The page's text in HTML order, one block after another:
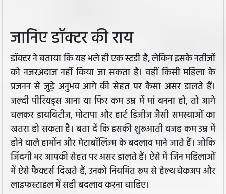
जानिए डॉक्टर की राय
डॉक्टर ने बताया कि यह भले ही एक स्टडी है, लेकिन इसके नतीजों
को नजरअंदाज नहीं किया जा सकता है। वहीं किसी महिला के
प्रजनन से जुड़े अनुभव आगे की सेहत पर कैसा असर डालते हैं।
जल्दी पीरियड्स आना या फिर कम उम्र में मां बनना हो, तो आगे
चलकर डायबिटीज, मोटापा और हार्ट डिजीज जैसी समस्याओं का
खतरा हो सकता है। बता दें कि इसकी शुरूआती वजह कम उम्र में
होने वाले हार्मोन और मेटाबॉलिज्म के बदलाव माने जाते हैं। जोकि
जिंदगी भर आपकी सेहत पर असर डालते हैं। ऐसे में जिन महिलाओं
में ऐसे फैक्टर्स दिखते हैं, उनको नियमित रूप से हेल्थ चेकअप और
लाइफस्टाइल में सही बदलाव करना चाहिए।